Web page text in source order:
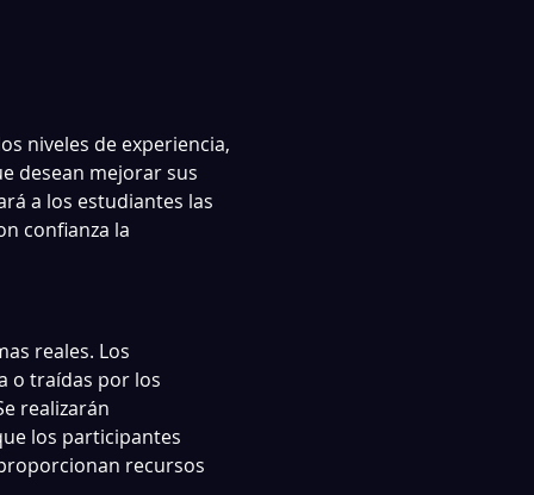
niveles de experiencia,
desean mejorar sus
a los estudiantes las
confianza la
reales. Los
o traídas por los
realizarán
los participantes
recursos